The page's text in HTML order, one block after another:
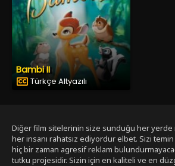
Bambi II
Türkçe Altyazılı
Diğer film sitelerinin size sunduğu her yerde
her insanı rahatsız ediyordur elbet. Sizi
hiç bir zaman agresif reklam
tutku projesidir. Sizin için en kaliteli ve en